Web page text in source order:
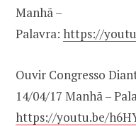
Manhã –
Palavra: https://
Ouvir Congresso
14/04/17 Manhã –
https://youtu.be/